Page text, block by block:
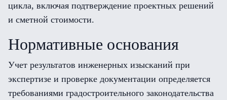
цикла, включая подтверждение проектных решений
и сметной стоимости.
Нормативные основания
Учет результатов инженерных изысканий при
экспертизе и проверке документации определяется
требованиями градостроительного законодательства